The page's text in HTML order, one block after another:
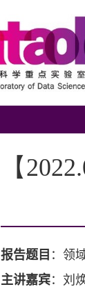
【
报告题目 ：领
主讲嘉宾：刘